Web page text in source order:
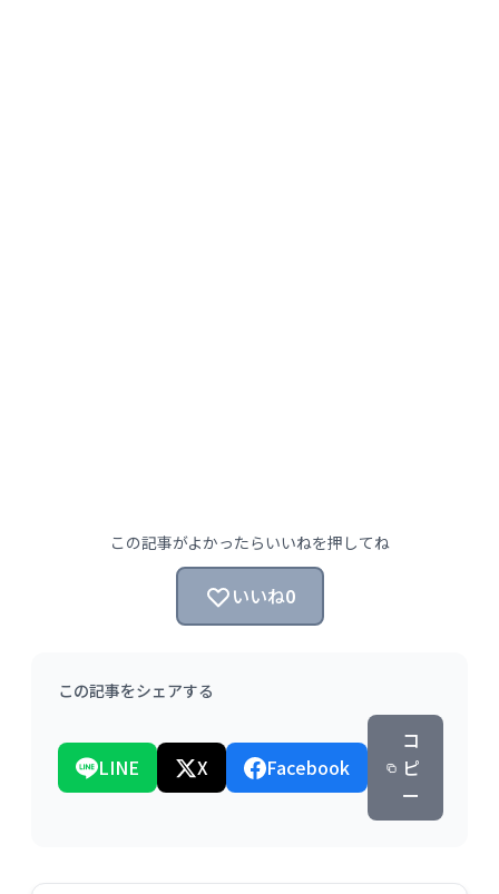
この記事がよかったらいいねを押してね
いいね0
この記事をシェアする
LINE X Facebook
コ
ピ
ー